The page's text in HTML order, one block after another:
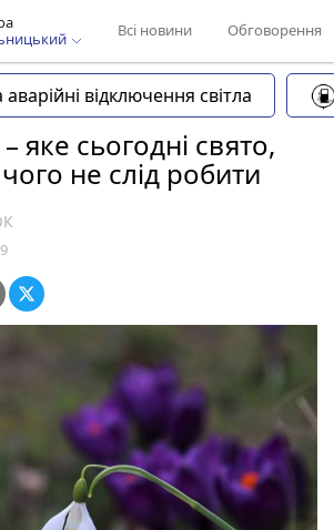
Всі новини Обговорення
відключення світла
яке сьогодні свято,
не слід робити